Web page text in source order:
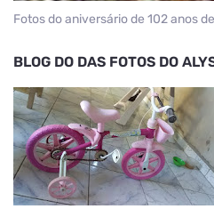
Fotos do aniversário de 102 anos
BLOG DO DAS FOTOS DO